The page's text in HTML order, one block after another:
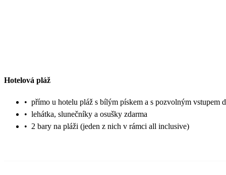
Hotelová pláž
• přímo u hotelu pláž s bílým pískem a s pozvolným vstupem
• lehátka, slunečníky a osušky zdarma
• 2 bary na pláži (jeden z nich v rámci all inclusive)